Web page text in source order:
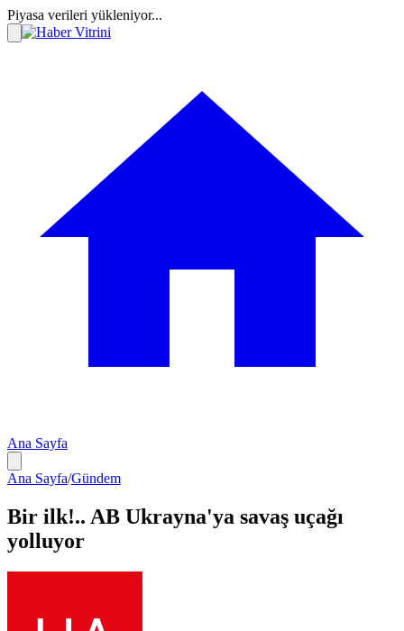
Piyasa verileri yükleniyor...
Ana Sayfa
Ana Sayfa/Gündem
Bir ilk!.. AB Ukrayna'ya savaş uçağı
yolluyor